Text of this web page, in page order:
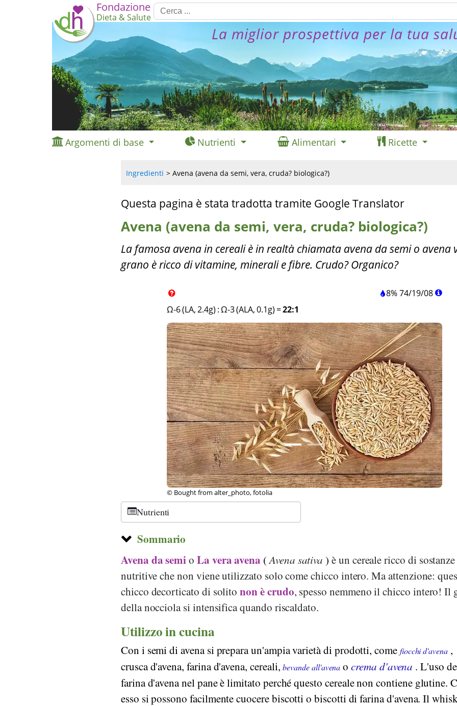
Fondazione
Dieta & Salute
La miglior prospettiva per la tua
Argomenti di base Nutrienti Alimentari Ricette
Ingredienti Avena (avena da semi, vera, cruda? biologica?)
Questa pagina è stata tradotta tramite Google Translator
Avena (avena da semi, vera, cruda? biologica?)
La famosa avena in cereali è in realtà chiamata avena da semi o avena
grano è ricco di vitamine, minerali e fibre. Crudo? Organico?
8%74/19/08
Ω-6 (LA, 2.4g) :Ω-3 (ALA, 0.1g) =22:1
© CC-by-sa 3.0, H. Zell, Wikipedia
Nutrienti
Sommario
Avena da semio La vera avena (Avena sativa ) è un cereale ricco di sostanze
nutritive che non viene utilizzato solo come chicco intero. Ma attenzione:
chicco decorticato di solitonon è crudo, spesso nemmeno il chicco intero! Il
della nocciola si intensifica quando riscaldato.
Utilizzo in cucina
Con i semi di avena si prepara un'ampia varietà di prodotti, come fiocchi d'avena ,
crusca d'avena, farina d'avena, cereali, bevande all'avena ocrema d'avena . L'uso
farina d'avena nel pane è limitato perché questo cereale non contiene glutine.
esso si possono facilmente cuocere biscotti o biscotti di farina d'avena. Il